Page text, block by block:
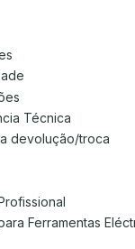
Técnica
devolução/troca
Ferramentas